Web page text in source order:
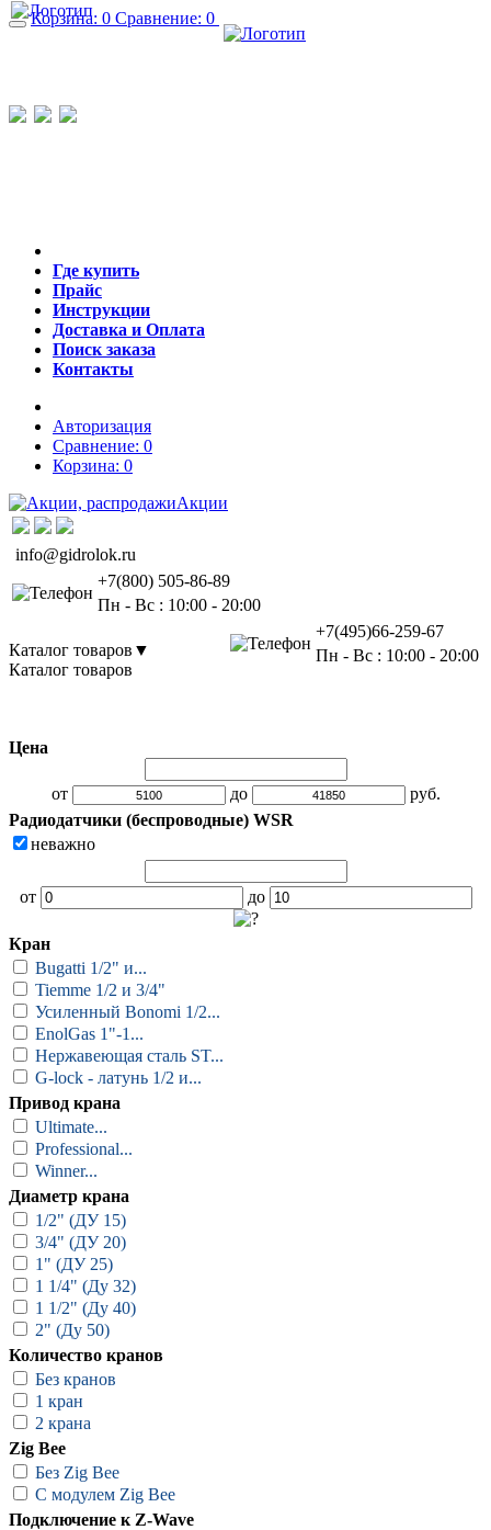
Корзина: 0 Сравнение: 0
+7 (495) 662-59-67
Где купить
Прайс
Инструкции
Доставка и Оплата
Поиск заказа
Контакты
Авторизация
Сравнение: 0
Корзина: 0
Акции
info@gidrolok.ru
+7(800) 505-86-89
Пн - Вс : 10:00 - 20:00
+7(495)66-259-67
Пн - Вс : 10:00 - 20:00
Каталог товаров ▼
Каталог товаров
Gidrolock для квартиры
Гидролок отопление
Гидролок Радио
По диаметрам трубы
По количеству кранов
Специальные наборы
Датчик протечки воды
Управление насосом
Аксессуары
Краны с электроприводом
Цена
от до
руб.
Радиодатчики (беспроводные) WSR
неважно
от до
Кран
Bugatti 1/2" и...
Tiemme 1/2 и 3/4"
Усиленный Bonomi 1/2...
EnolGas 1"-1...
Нержавеющая сталь ST...
G-lock - латунь 1/2 и...
Привод крана
Ultimate...
Professional...
Winner...
Диаметр крана
1/2" (ДУ 15)
3/4" (ДУ 20)
1" (ДУ 25)
1 1/4" (Ду 32)
1 1/2" (Ду 40)
2" (Ду 50)
Количество кранов
Без кранов
1 кран
2 крана
Zig Bee
Без Zig Bee
С модулем Zig Bee
Подключение к Z-Wave